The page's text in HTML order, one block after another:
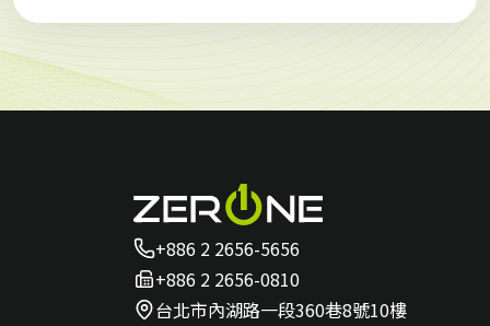
+886 2 2656-5656
+886 2 2656-0810
台北市內湖路一段360巷8號10樓